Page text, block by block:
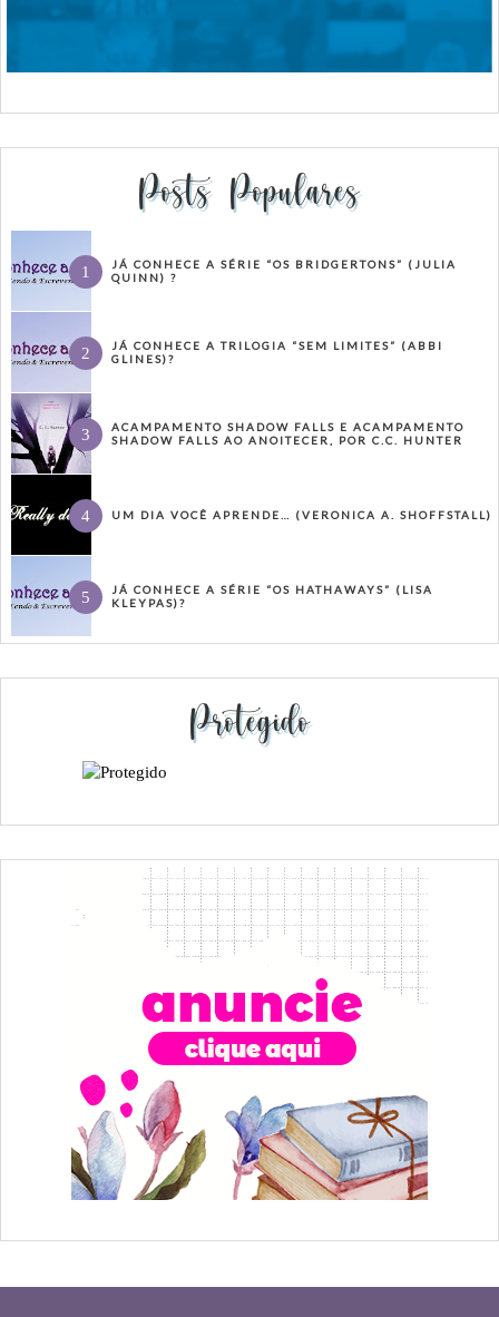
Posts Populares
JÁ CONHECE A SÉRIE “OS BRIDGERTONS” (JULIA
QUINN) ?
JÁ CONHECE A TRILOGIA “SEM LIMITES” (ABBI
GLINES)?
ACAMPAMENTO SHADOW FALLS E ACAMPAMENTO
SHADOW FALLS AO ANOITECER, POR C.C. HUNTER
UM DIA VOCÊ APRENDE… (VERONICA A. SHOFFSTALL)
JÁ CONHECE A SÉRIE “OS HATHAWAYS” (LISA
KLEYPAS)?
Protegido